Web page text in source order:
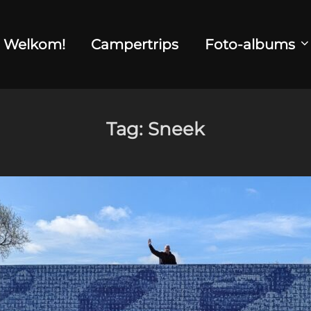
Welkom! Campertrips Foto-albums
Tag: Sneek